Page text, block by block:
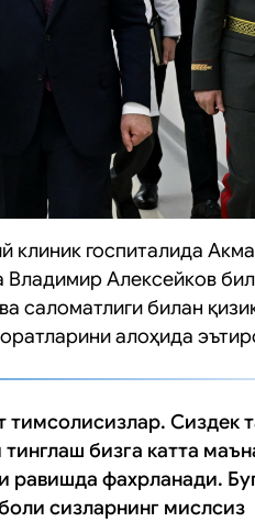
клиник госпиталида
Алексейков
саломатлиги билан
алоҳида
тимсолисизлар. Сиздек
бизга катта
фахрланади.
сизларнинг мислсиз